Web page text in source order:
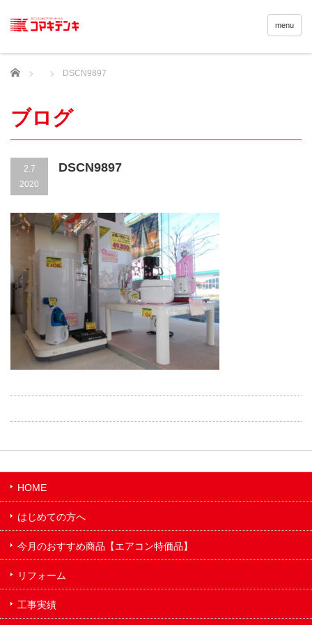
menu
Home DSCN9897
ブログ
2.7
2020
DSCN9897
HOME
はじめての方へ
今月のおすすめ商品【エアコン特価品】
リフォーム
工事実績